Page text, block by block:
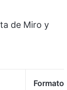
de Miro y
Formato